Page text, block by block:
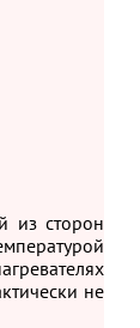
из сторон
не